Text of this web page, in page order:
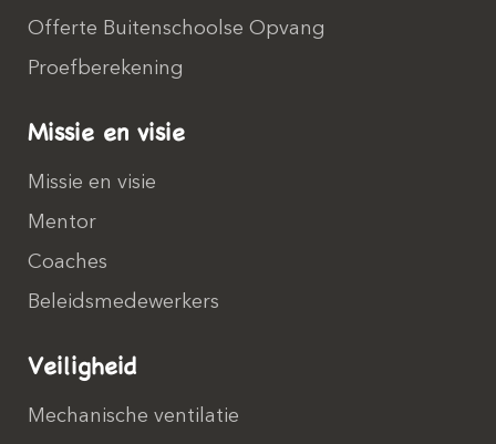
Offerte Buitenschoolse Opvang
Proefberekening
Missie en visie
Missie en visie
Mentor
Coaches
Beleidsmedewerkers
Veiligheid
Mechanische ventilatie